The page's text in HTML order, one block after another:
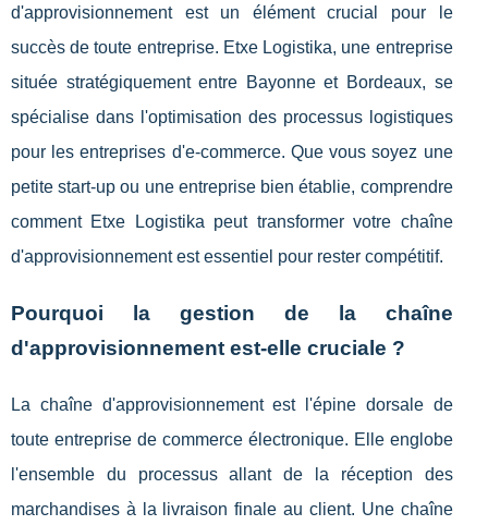
d'approvisionnement est un élément crucial pour le
succès de toute entreprise. Etxe Logistika, une entreprise
située stratégiquement entre Bayonne et Bordeaux, se
spécialise dans l'optimisation des processus logistiques
pour les entreprises d'e-commerce. Que vous soyez une
petite start-up ou une entreprise bien établie, comprendre
comment Etxe Logistika peut transformer votre chaîne
d'approvisionnement est essentiel pour rester compétitif.
Pourquoi la gestion de la chaîne
d'approvisionnement est-elle cruciale ?
La chaîne d'approvisionnement est l'épine dorsale de
toute entreprise de commerce électronique. Elle englobe
l'ensemble du processus allant de la réception des
marchandises à la livraison finale au client. Une chaîne